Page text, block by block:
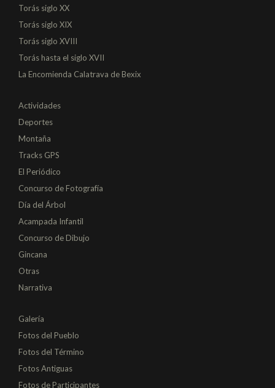
Torás siglo XX
Torás siglo XIX
Torás siglo XVIII
Torás hasta el siglo XVII
La Encomienda Calatrava de Bexix
Actividades
Deportes
Montaña
Tracks GPS
El Periódico
Concurso de Fotografía
Día del Árbol
Acampada Infantil
Concurso de Dibujo
Gincana
Otras
Narrativa
Galería
Fotos del Pueblo
Fotos del Término
Fotos Antiguas
Fotos de Participantes